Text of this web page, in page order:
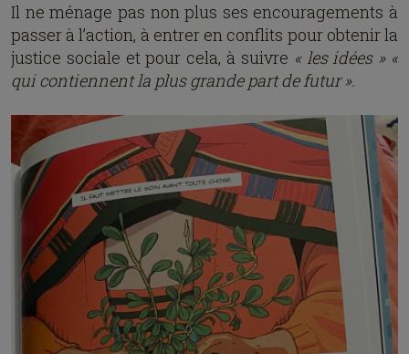
Il ne ménage pas non plus ses encouragements à
passer à l’action, à entrer en conflits pour obtenir la
justice sociale et pour cela, à suivre « les idées » «
qui contiennent la plus grande part de futur ».